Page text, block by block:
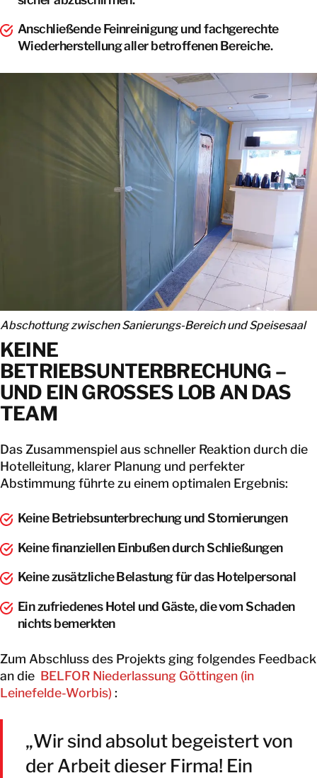
Anschließende Feinreinigung und fachgerechte
Wiederherstellung aller betroffenen Bereiche.
Abschottung zwischen Sanierungs-Bereich und Speisesaal
KEINE
BETRIEBSUNTERBRECHUNG –
UND EIN GROSSES LOB AN DAS T
EAM
Das Zusammenspiel aus schneller Reaktion durch die
Hotelleitung, klarer Planung und perfekter
Abstimmung führte zu einem optimalen Ergebnis:
Keine Betriebsunterbrechung und Stornierungen
Keine finanziellen Einbußen durch Schließungen
Keine zusätzliche Belastung für das Hotelpersonal
Ein zufriedenes Hotel und Gäste, die vom Schaden
nichts bemerkten
Zum Abschluss des Projekts ging folgendes Feedback
an die BELFOR Niederlassung Göttingen (in
Leinefelde-Worbis) :
„Wir sind absolut begeistert von
der Arbeit dieser Firma! Ein